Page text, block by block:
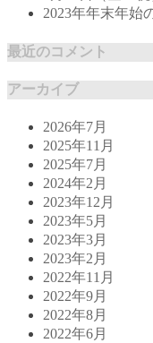
2023年年末年始
最近のコメント
アーカイブ
2026年7月
2025年11月
2025年7月
2024年2月
2023年12月
2023年5月
2023年3月
2023年2月
2022年11月
2022年9月
2022年8月
2022年6月